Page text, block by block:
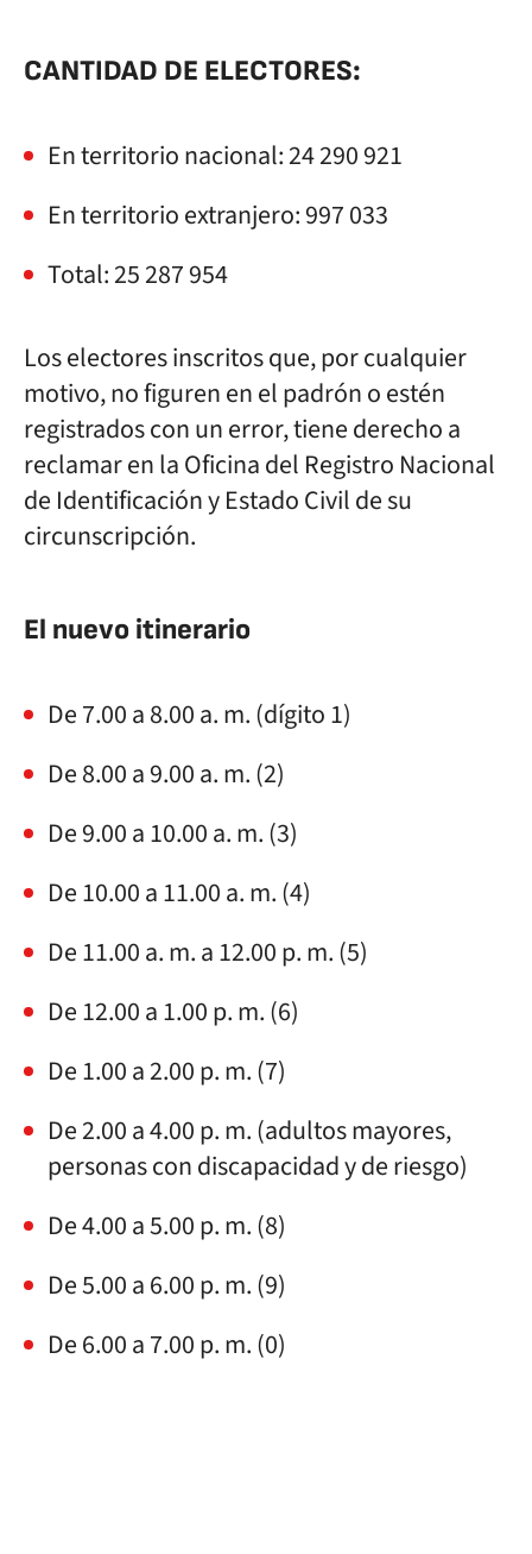
CANTIDAD DE ELECTORES:
Enterritorio nacional: 24 290 921
Enterritorio extranjero: 997 033
Total:25 287 954
Loselectores inscritos que, por cualquier
motivo, no figuren en el padrón o estén
registrados con un error, tiene derecho a
reclamar en la Oficina del Registro Nacional
de Identificación y Estado Civilde su
circunscripción.
El nuevo itinerario
De 7.00 a 8.00 a. m. (dígito 1)
De 8.00 a 9.00 a. m. (2)
De 9.00 a 10.00 a. m. (3)
De 10.00 a 11.00 a. m. (4)
De 11.00 a. m. a 12.00 p. m. (5)
De 12.00 a 1.00 p. m. (6)
De 1.00 a 2.00 p. m. (7)
De 2.00 a 4.00 p. m. (adultos mayores,
personas con discapacidad y de riesgo)
De 4.00 a 5.00 p. m. (8)
De 5.00 a 6.00 p. m. (9)
De 6.00 a 7.00 p. m. (0)